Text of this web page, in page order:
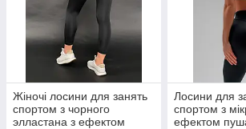
Жіночі лосини для занять
спортом з чорного
элластана з ефектом
Лосини для
спортом з
ефектом